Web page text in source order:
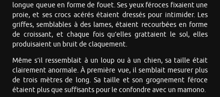
longue queue en forme de fouet. Ses yeux féroces fixaient une
proie, et ses crocs acérés étaient dressés pour intimider. Les
griffes, semblables à des lames, étaient recourbées en forme
de croissant, et chaque fois qu’elles grattaient le sol, elles
produisaient un bruit de claquement.
Même s’il ressemblait à un loup ou à un chien, sa taille était
clairement anormale. À première vue, il semblait mesurer plus
de trois mètres de long. Sa taille et son grognement féroce
étaient plus que suffisants pour le confondre avec un mamono.